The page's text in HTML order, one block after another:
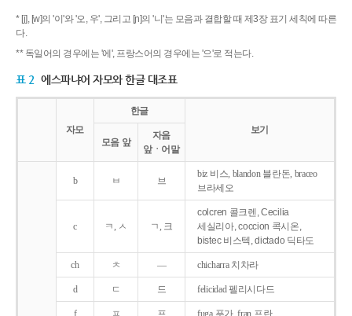
* [j], [w]의 '이'와 '오, 우', 그리고 [ɲ]의 '니'는 모음과 결합할 때 제3장 표기 세칙에 따른
다.
** 독일어의 경우에는 '에', 프랑스어의 경우에는 '으'로 적는다.
표 2 에스파냐어 자모와 한글 대조표
자모
한글
보기
모음 앞
자음
앞ㆍ어말
b ㅂ 브
biz 비스, blandon 블란돈, braceo
브라세오
c ㅋ, ㅅ ㄱ, 크
colcren 콜크렌, Cecilia
세실리아, coccion 콕시온,
bistec 비스텍, dictado 딕타도
ch ㅊ ― chicharra 치차라
d ㄷ 드 felicidad 펠리시다드
f ㅍ 프 fuga 푸가, fran 프란